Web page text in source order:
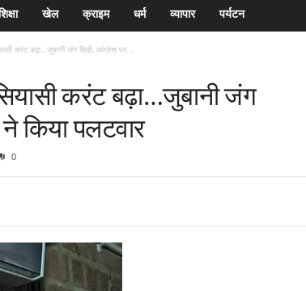
खेल क्राइम धर्म व्यापार पर्यटन
करंट बढ़ा…जुबानी जंग छिड़ी, कांग्रेस पर...
करंट बढ़ा…जुबानी जंग
किया पलटवार
0